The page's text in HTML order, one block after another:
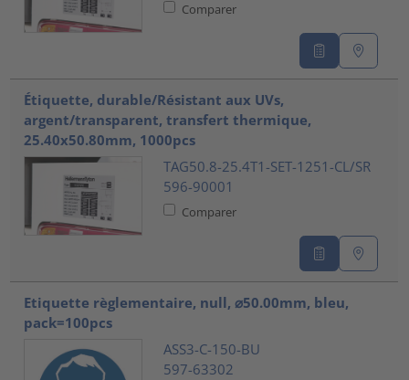
Comparer
Étiquette, durable/Résistant aux UVs,
argent/transparent, transfert thermique,
25.40x50.80mm, 1000pcs
TAG50.8-25.4T1-SET-1251-CL/SR
596-90001
Comparer
Etiquette règlementaire, null, ⌀50.00mm, bleu,
pack=100pcs
ASS3-C-150-BU
597-63302